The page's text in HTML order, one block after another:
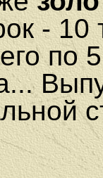
- 10
по